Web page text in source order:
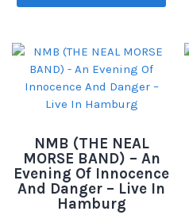
NMB (THE NEAL
MORSE BAND) – An
Evening Of Innocence
And Danger – Live In
Hamburg